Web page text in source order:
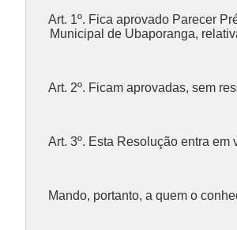
Art. 1º. Fica aprovado Parecer
Municipal de Ubaporanga,
Art. 2º. Ficam aprovadas, sem
Art. 3º. Esta Resolução entra
Mando, portanto, a quem o